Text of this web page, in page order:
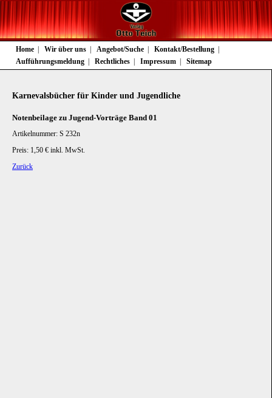
Navigation
überspringen
Home Wir über uns Angebot/Suche
Kontakt/Bestellung
Aufführungsmeldung
Rechtliches Impressum Sitemap
Karnevalsbücher für Kinder und Jugendliche
Notenbeilage zu Jugend-Vorträge Band 01
Artikelnummer: S 232n
Preis: 1,50 € inkl. MwSt.
Zurück